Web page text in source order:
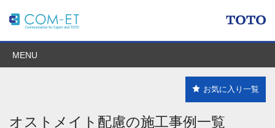
MENU
お気に入り一覧
オストメイト配慮の施工事例一覧